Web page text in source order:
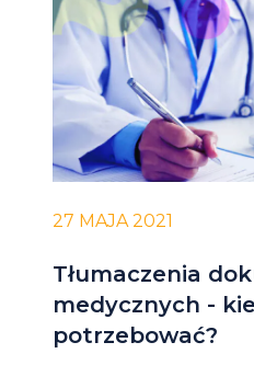
27 MAJA 2021
Tłumaczenia
medycznych -
potrzebować?